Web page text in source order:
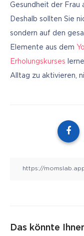
Gesundheit der Frau
Deshalb sollten Sie
sondern auf den
Elemente aus dem
Erholungskurses
Alltag zu aktivieren,
Das könnte